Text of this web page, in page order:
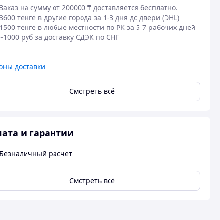
Заказ на сумму от 200000 ₸ доставляется бесплатно.
3600 тенге в другие города за 1-3 дня до двери (DHL)
1500 тенге в любые местности по РК за 5-7 рабочих дней
~1000 руб за доставку СДЭК по СНГ
доставки
Смотреть всё
и гарантии
Безналичный расчет
Смотреть всё